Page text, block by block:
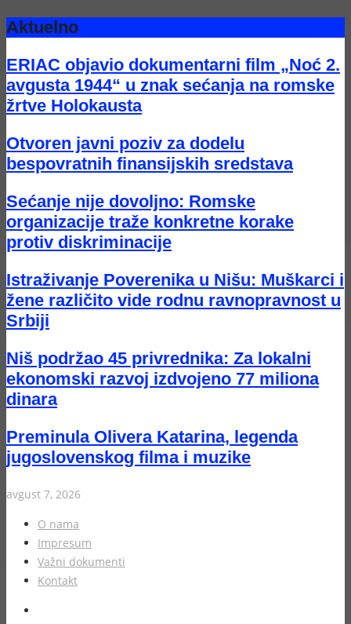
Aktuelno
ERIAC objavio dokumentarni film „Noć 2.
avgusta 1944“ u znak sećanja na romske
žrtve Holokausta
Otvoren javni poziv za dodelu
bespovratnih finansijskih sredstava
Sećanje nije dovoljno: Romske
organizacije traže konkretne korake
protiv diskriminacije
Istraživanje Poverenika u Nišu: Muškarci i
žene različito vide rodnu ravnopravnost u
Srbiji
Niš podržao 45 privrednika: Za lokalni
ekonomski razvoj izdvojeno 77 miliona
dinara
Preminula Olivera Katarina, legenda
jugoslovenskog filma i muzike
avgust 7, 2026
O nama
Impresum
Važni dokumenti
Kontakt